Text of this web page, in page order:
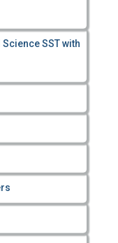
SST with